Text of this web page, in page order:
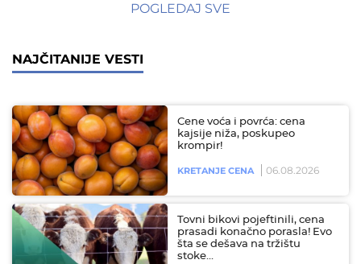
POGLEDAJ SVE
NAJČITANIJE VESTI
Cene voća i povrća: cena
kajsije niža, poskupeo
krompir!
KRETANJE CENA 06.08.2026
Tovni bikovi pojeftinili, cena
prasadi konačno porasla! Evo
šta se dešava na tržištu
stoke…